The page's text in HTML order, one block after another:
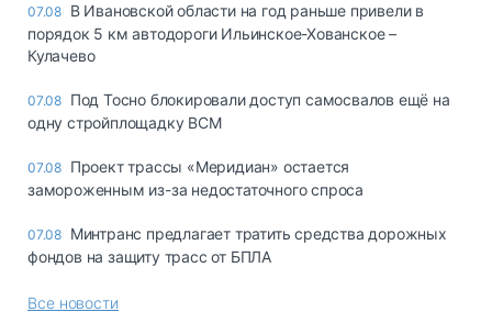
07.08 В Ивановской области на год раньше привели в
порядок 5 км автодороги Ильинское-Хованское –
Кулачево
07.08 Под Тосно блокировали доступ самосвалов ещё на
одну стройплощадку ВСМ
07.08 Проект трассы «Меридиан» остается
замороженным из-за недостаточного спроса
07.08 Минтранс предлагает тратить средства дорожных
фондов на защиту трасс от БПЛА
Все новости